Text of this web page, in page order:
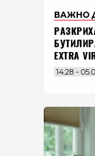
ВАЖНО
EXTRA
14:28 -